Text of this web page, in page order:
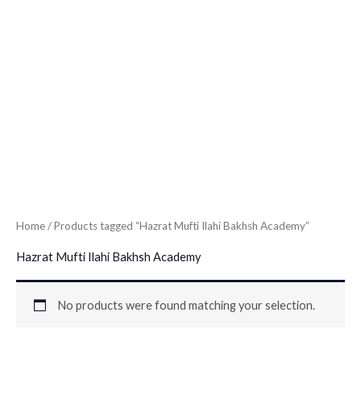
Home/ Products tagged “Hazrat Mufti Ilahi Bakhsh Academy”
Hazrat Mufti Ilahi Bakhsh Academy
No products were found matching your selection.